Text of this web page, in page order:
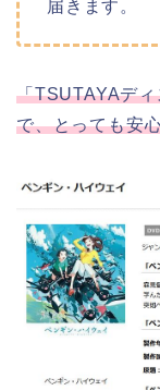
届きます。
「TSUTAYAデ
で、とっても安